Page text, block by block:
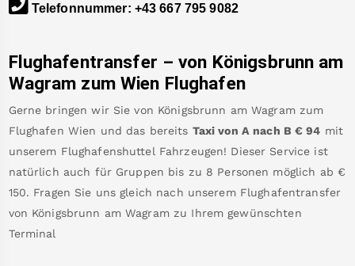
Telefonnummer: +43 667 795 9082
Flughafentransfer – von Königsbrunn am
Wagram zum Wien Flughafen
Gerne bringen wir Sie von Königsbrunn am Wagram zum
Flughafen Wien und das bereits Taxi von A nach B €94 mit
unserem Flughafenshuttel Fahrzeugen! Dieser Service ist
natürlich auch für Gruppen bis zu 8 Personen möglich ab €
150. Fragen Sie uns gleich nach unserem Flughafentransfer
von Königsbrunn am Wagram zu Ihrem gewünschten
Terminal